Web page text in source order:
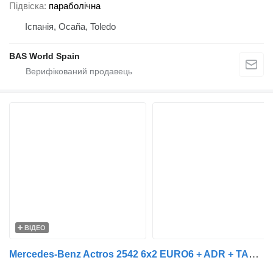
Підвіска параболічна
Іспанія, Ocaña, Toledo
BAS World Spain
ВІДЕО
Mercedes-Benz Actros 2542 6x2 EURO6 + ADR + TANK 18.5m3